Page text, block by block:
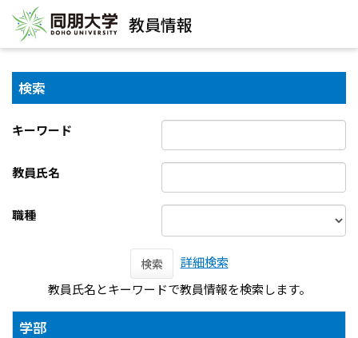
教員情報
検索
キーワード
教員氏名
職種
検索
詳細検索
教員氏名とキーワードで教員情報を検索します。
学部